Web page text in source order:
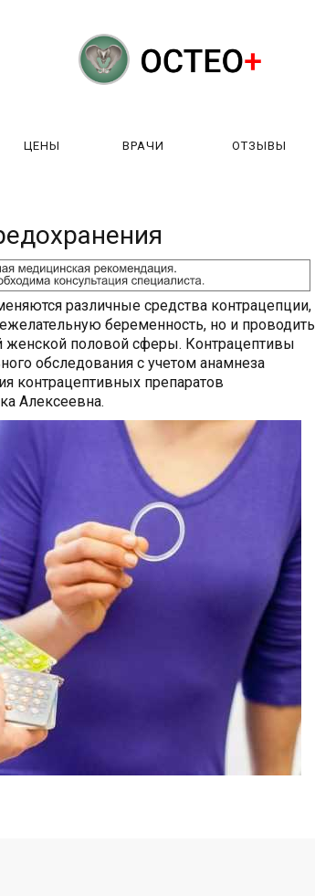
ЦЕНЫ ВРАЧИ ОТЗЫВЫ
различные средства контрацепции,
беременность, но и проводить
половой сферы. Контрацептивы
обследования с учетом анамнеза
контрацептивных препаратов
Алексеевна.